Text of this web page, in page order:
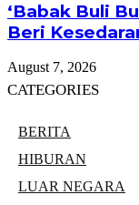
‘Babak Buli
Beri
August 7, 2026
CATEGORIES
BERITA
HIBURAN
LUAR NEGARA